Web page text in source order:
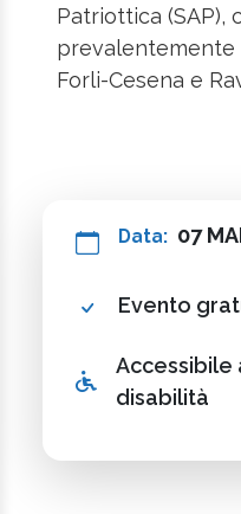
Patriottica (SAP),
prevalentemente
Forli-Cesena e
Data: 07
Evento
Accessibile
disabilità